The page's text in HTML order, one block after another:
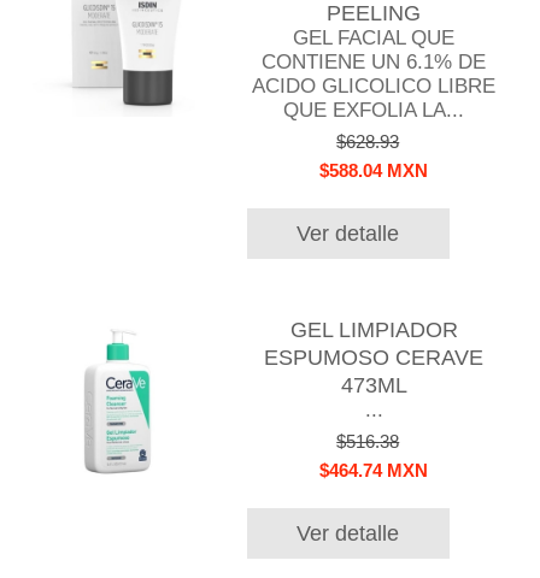
PEELING
GEL FACIAL QUE
CONTIENE UN 6.1% DE
ACIDO GLICOLICO LIBRE
QUE EXFOLIA LA...
$628.93
$588.04 MXN
Ver detalle
GEL LIMPIADOR
ESPUMOSO CERAVE
473ML
...
$516.38
$464.74 MXN
Ver detalle